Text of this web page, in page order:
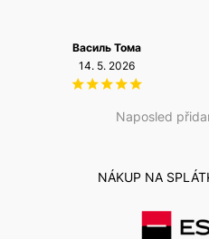
Naposled
Василь Тома
14. 5. 2026
NÁKUP NA